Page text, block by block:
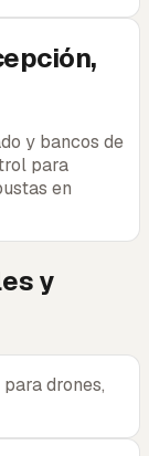
y bancos de
para
en
y
drones,